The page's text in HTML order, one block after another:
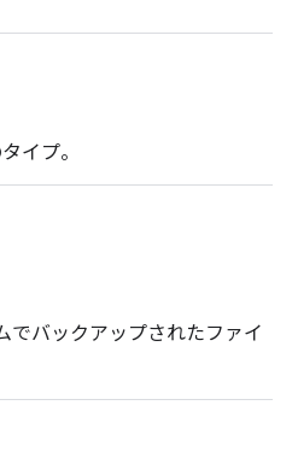
イプ。
でバックアップされたファイ